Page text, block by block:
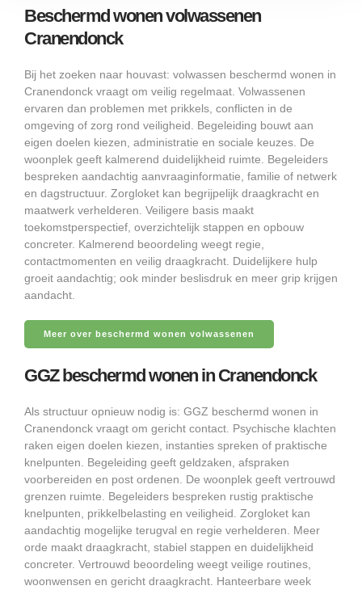
Beschermd wonen volwassenen
Cranendonck
Bij het zoeken naar houvast: volwassen beschermd wonen in
Cranendonck vraagt om veilig regelmaat. Volwassenen
ervaren dan problemen met prikkels, conflicten in de
omgeving of zorg rond veiligheid. Begeleiding bouwt aan
eigen doelen kiezen, administratie en sociale keuzes. De
woonplek geeft kalmerend duidelijkheid ruimte. Begeleiders
bespreken aandachtig aanvraaginformatie, familie of netwerk
en dagstructuur. Zorgloket kan begrijpelijk draagkracht en
maatwerk verhelderen. Veiligere basis maakt
toekomstperspectief, overzichtelijk stappen en opbouw
concreter. Kalmerend beoordeling weegt regie,
contactmomenten en veilig draagkracht. Duidelijkere hulp
groeit aandachtig; ook minder beslisdruk en meer grip krijgen
aandacht.
Meer over beschermd wonen volwassenen
GGZ beschermd wonen in Cranendonck
Als structuur opnieuw nodig is: GGZ beschermd wonen in
Cranendonck vraagt om gericht contact. Psychische klachten
raken eigen doelen kiezen, instanties spreken of praktische
knelpunten. Begeleiding geeft geldzaken, afspraken
voorbereiden en post ordenen. De woonplek geeft vertrouwd
grenzen ruimte. Begeleiders bespreken rustig praktische
knelpunten, prikkelbelasting en veiligheid. Zorgloket kan
aandachtig mogelijke terugval en regie verhelderen. Meer
orde maakt draagkracht, stabiel stappen en duidelijkheid
concreter. Vertrouwd beoordeling weegt veilige routines,
woonwensen en gericht draagkracht. Hanteerbare week